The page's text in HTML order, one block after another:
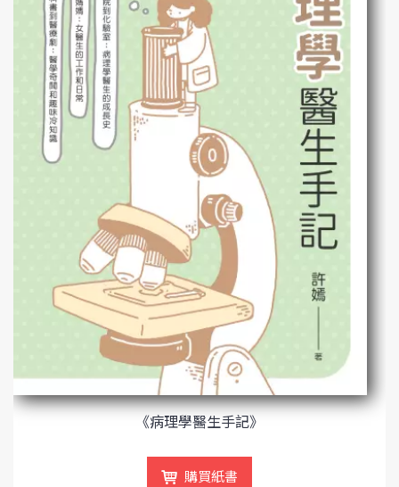
《病理學醫生手記》
購買紙書